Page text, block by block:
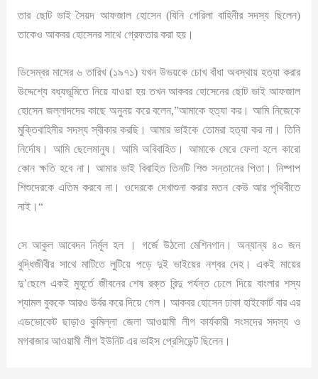
তার ছোট ভাই সৈয়দ আফজাল হোসেন (যিনি গেরিলা বাহিনীর সদস্য ছিলেন)
তাকেও আকবর হোসেনর সাথে গ্রেফতার করা হয়।
ডিসেম্বর মাসের ৬ তারিখ (১৯৭১) যখন উভয়কে চোখ বাঁধা অবস্থায় হত্যা করার
উদ্দেশ্যে বধ্যভূমিতে নিয়ে যাওয়া হয় তখন আকবর হোসেনের ছোট ভাই আফজাল
হোসেন জল্লাদদের কাছে অনুনয় করে বলেন,”আমাকে হত্যা কর। আমি নিজেকে
মুক্তিবাহিনীর সদস্য স্বীকার করছি। আমার ভাইকে তোমরা হত্যা কর না। তিনি
নির্দোষ। আমি ছেলেমানুষ। আমি অবিবাহিত। আমাকে মেরে ফেলা হলে কারো
কোন ক্ষতি হবে না। আমার ভাই বিবাহিত তিনটি শিশু সন্তানের পিতা। নিষ্পাপ
শিশুদেরকে এতিম করবে না। ওদেরকে দেখাশুনা করার মতন কেউ আর পৃথিবীতে
নাই।“
সে আকুল আবেদন নির্মূল হল । গর্জে উঠলো মেশিনগান। অন্যান্য ৪০ জন
বুদ্ধিজীবীর সাথে মাটিতে লুটিয়ে পড়ে দুই ভাইয়ের নশ্বর দেহ। একই মায়ের
দু’ছেলে একই মুহূর্তে জীবনের শেষ রক্ত বিন্দু পর্যন্ত ঢেলে দিয়ে বাংলার শস্য
শ্যামল বুককে আরও উর্বর করে দিয়ে গেল। আকবর হোসেন ঢাকা হাইকোর্ট বার এর
এডভোকেট ছাড়াও কুমিল্লা জেলা আওয়ামী লীগ কার্যকারী সংসদের সদস্য ও
মগবাজার আওয়ামী লীগ ইউনিট এর ভাইস প্রেসিডেন্ট ছিলেন।